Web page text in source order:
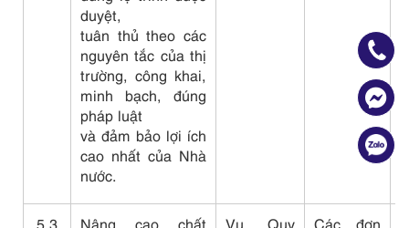
duyệt,
tuân thủ theo các
nguyên tắc của thị
trường, công khai,
minh bạch, đúng
pháp luật
và đảm bảo lợi ích
cao nhất của Nhà
nước.
5.3 Nâng cao chất Vụ Quy Các đơn